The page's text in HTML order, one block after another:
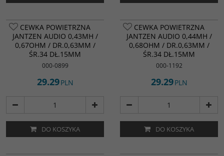
CEWKA POWIETRZNA
JANTZEN AUDIO 0,43MH /
0,67OHM / DR.0,63MM /
ŚR.34 DŁ.15MM
000-0899
29.29PLN
DO KOSZYKA
CEWKA POWIETRZNA
JANTZEN AUDIO 0,44MH /
0,68OHM / DR.0,63MM /
ŚR.34 DŁ.15MM
000-1192
29.29PLN
DO KOSZYKA